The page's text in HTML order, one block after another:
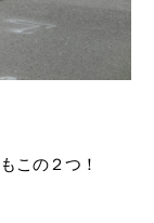
この２つ！